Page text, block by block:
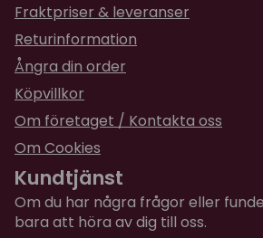
Fraktpriser & leveranser
Returinformation
Ångra din order
Köpvillkor
Om företaget / Kontakta oss
Om Cookies
Kundtjänst
Om du har några frågor eller
bara att höra av dig till oss.